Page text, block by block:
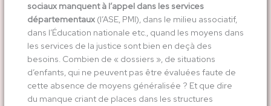
sociaux manquent à l’appel dans les services
départementaux(l’ASE, PMI), dans le milieu associatif,
dans l’Éducation nationale etc., quand les moyens dans
les services de la justice sont bien en deçà des
besoins. Combien de « dossiers », de situations
d’enfants, qui ne peuvent pas être évaluées faute de
cette absence de moyens généralisée ? Et que dire
du manque criant de places dans les structures